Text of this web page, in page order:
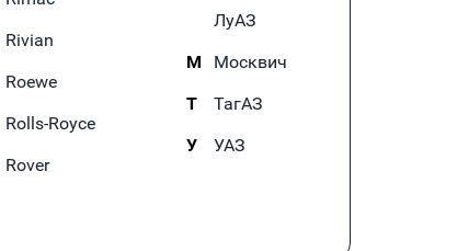
Rivian
Roewe
Rolls-Royce
Rover
ЛуАЗ
М
Москвич
Т
ТагАЗ
У
УАЗ